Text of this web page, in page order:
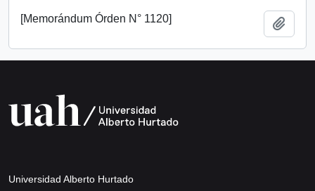
[Memorándum Órden N° 1120]
Universidad Alberto Hurtado